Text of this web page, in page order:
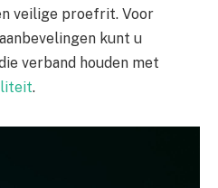
veilige proefrit. Voor
kunt u
verband houden met
.